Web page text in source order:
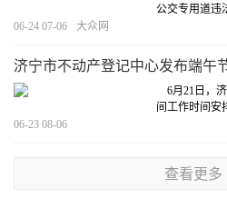
公交专用道违
06-24 07-06
大众网
济宁市不动产登记中心发布端午
6月21日，
间工作时间安
06-23 08-06
查看更多